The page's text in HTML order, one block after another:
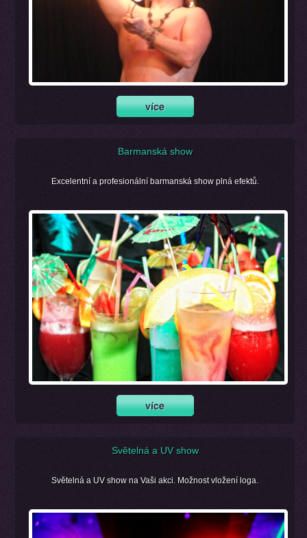
Barmanská show
Excelentní a profesionální barmanská show plná efektů.
Světelná a UV show
Světelná a UV show na Vaši akci. Možnost vložení loga.